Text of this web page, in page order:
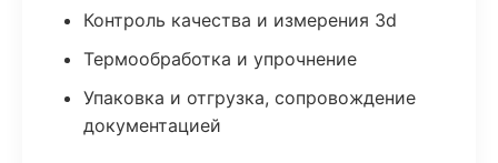
Контроль качества и измерения 3d
Термообработка и упрочнение
Упаковка и отгрузка, сопровождение
документацией